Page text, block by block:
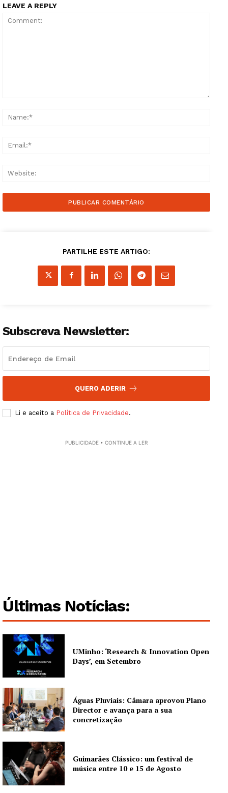
SUBSCREVA JÁ!
Artigos
Europa
Grande Entrevista
Quero ser Assinante
LEAVE A REPLY
PARTILHE ESTE ARTIGO:
Subscreva Newsletter:
QUERO ADERIR
Li e aceito a Política de Privacidade.
PUBLICIDADE • CONTINUE A LER
Últimas Notícias:
UMinho: ‘Research & Innovation Open
Days’, em Setembro
Águas Pluviais: Câmara aprovou Plano
Director e avança para a sua
concretização
Guimarães Clássico: um festival de
música entre 10 e 15 de Agosto